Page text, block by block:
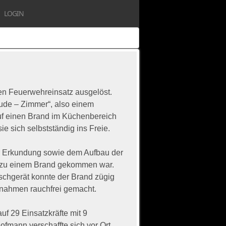
LOGIN
Feuerwehreinsatz ausgelöst.
– Zimmer“, also einem
einen Brand im Küchenbereich
sich selbstständig ins Freie.
sowie dem Aufbau der
einem Brand gekommen war.
konnte der Brand zügig
rauchfrei gemacht.
29 Einsatzkräfte mit 9